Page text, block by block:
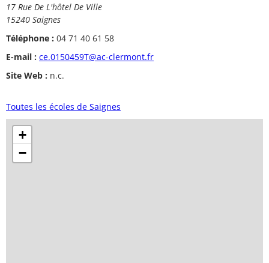
17 Rue De L'hôtel De Ville
15240 Saignes
Téléphone : 04 71 40 61 58
E-mail : ce.0150459T@ac-clermont.fr
Site Web : n.c.
Toutes les écoles de Saignes
+
−